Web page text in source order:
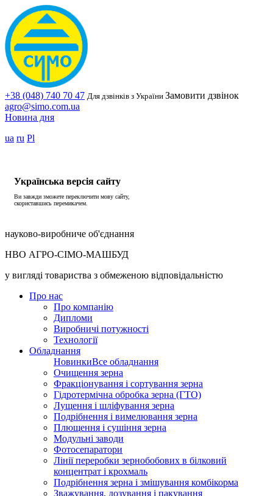
+38 (048) 740 70 47 Для дзвінків з України Замовити дзвінок
agro@simo.com.ua
Новина дня
ua ru Pl
Українська версія сайту
Ви завжди зможете переключити мову сайту,
скориставшись перемикачем.
науково-виробниче об'єднання
НВО АГРО-СІМО-МАШБУД
у вигляді товариства з обмеженою відповідальністю
Про нас
Про компанію
Дипломи
Виробничі потужності
Технології
Обладнання
НовинкиВсе обладнання
Очищення зерна
Фракціонування і сортування зерна
Гідротермічна обробка зерна (ГТО)
Лущення і шліфування зерна
Подрібнення і вимелювання зерна
Плющення і сушіння зерна
Модульні заводи
Фотосепаратори
Лінії переробки зернобобових в білковий
концентрат і крохмаль
Подрібнення зерна і змішування комбікорма
Зважування, дозування і пакування